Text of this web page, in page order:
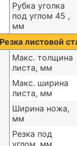
Рубка уголка
под углом 45 ,
мм
Резка листовой
Макс. толщина
листа, мм
Макс. ширина
листа, мм
Ширина ножа,
мм
Резка под